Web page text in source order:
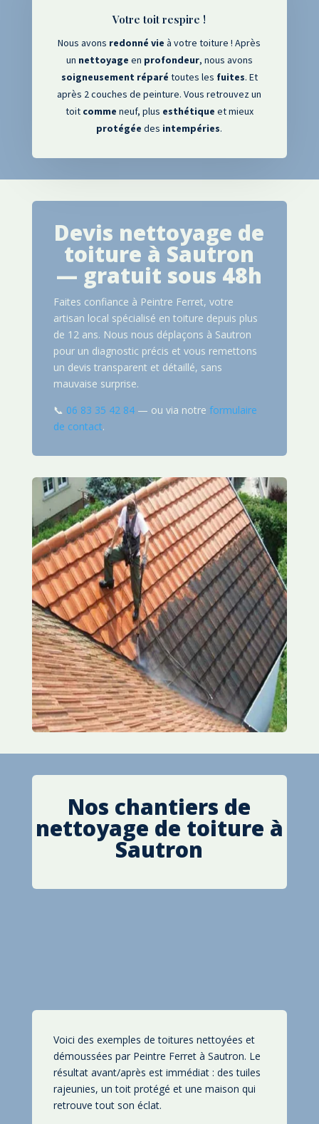
Votre toit respire !
Nous avons redonné vie à votre toiture ! Après
un nettoyage en profondeur, nous avons
soigneusement réparé toutes les fuites. Et
après 2 couches de peinture. Vous retrouvez un
toit comme neuf, plus esthétique et mieux
protégée des intempéries.
Devis nettoyage de
toiture à Sautron
— gratuit sous 48h
Faites confiance à Peintre Ferret, votre
artisan local spécialisé en toiture depuis plus
de 12 ans. Nous nous déplaçons à Sautron
pour un diagnostic précis et vous remettons
un devis transparent et détaillé, sans
mauvaise surprise.
📞 06 83 35 42 84— ou via notre formulaire
de contact.
Nos chantiers de
nettoyage de toiture à
Sautron
Voici des exemples de toitures nettoyées et
démoussées par Peintre Ferret à Sautron. Le
résultat avant/après est immédiat : des tuiles
rajeunies, un toit protégé et une maison qui
retrouve tout son éclat.